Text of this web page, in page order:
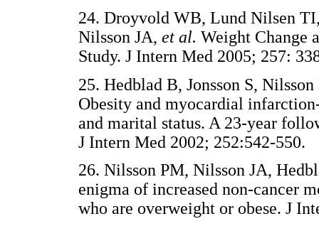
24. Droyvold WB, Lund Nilsen
Nilsson JA, et al. Weight Change
Study. J Intern Med 2005;
25. Hedblad B, Jonsson S,
Obesity and myocardial
and marital status. A 23-year
J Intern Med 2002; 252:542-
26. Nilsson PM, Nilsson JA,
enigma of increased non-cancer
who are overweight or obese.